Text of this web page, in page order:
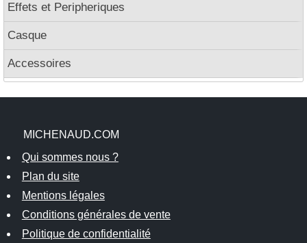
Effets et Peripheriques
Casque
Accessoires
MICHENAUD.COM
Qui sommes nous ?
Plan du site
Mentions légales
Conditions générales de vente
Politique de confidentialité